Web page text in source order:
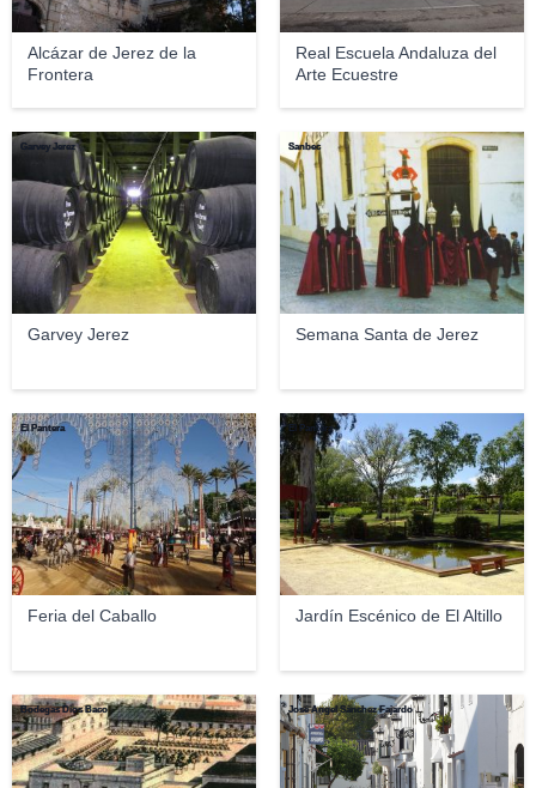
Alcázar de Jerez de la
Frontera
Real Escuela Andaluza del
Arte Ecuestre
Garvey Jerez
Garvey Jerez
Semana Santa de Jerez
Sanbec
Feria del Caballo
El Pantera
Jardín Escénico de El Altillo
El Pantera
Bodegas Dios Baco José Ángel Sánchez Fajardo